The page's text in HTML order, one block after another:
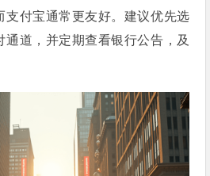
支付宝通常更友好。建议优先选
道，并定期查看银行公告，及